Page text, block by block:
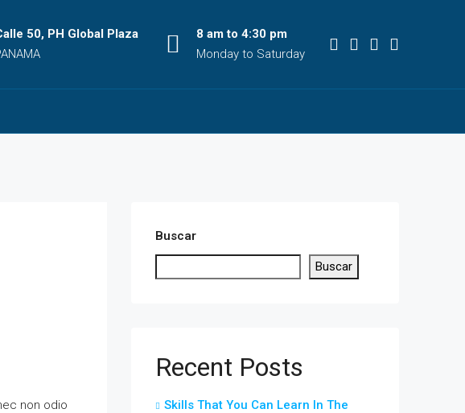
50, PH Global Plaza
8 am to 4:30 pm
Monday to Saturday
non odio
Buscar
Buscar
Recent Posts
Skills That You Can Learn In The